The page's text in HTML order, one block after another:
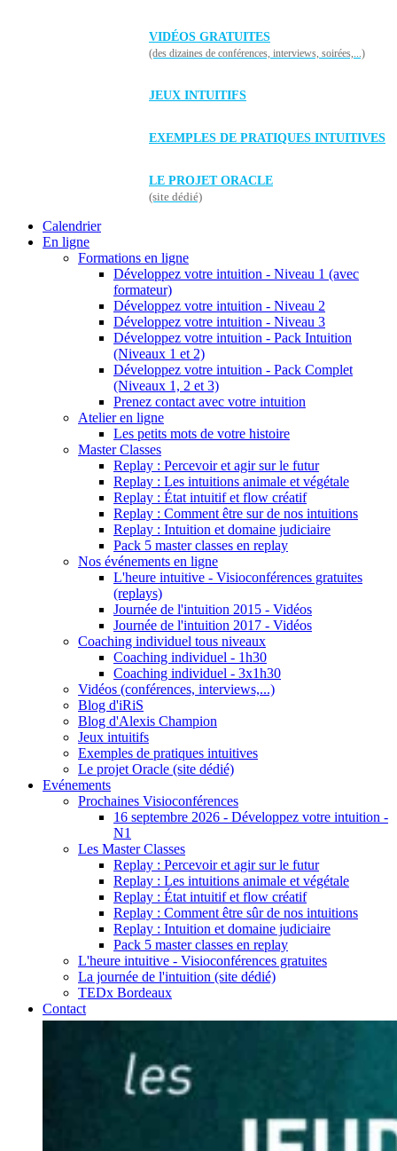
VIDÉOS GRATUITES
(des dizaines de conférences, interviews, soirées,...)
JEUX INTUITIFS
EXEMPLES DE PRATIQUES INTUITIVES
LE PROJET ORACLE
(site dédié)
Calendrier
En ligne
Formations en ligne
Développez votre intuition - Niveau 1 (avec
formateur)
Développez votre intuition - Niveau 2
Développez votre intuition - Niveau 3
Développez votre intuition - Pack Intuition
(Niveaux 1 et 2)
Développez votre intuition - Pack Complet
(Niveaux 1, 2 et 3)
Prenez contact avec votre intuition
Atelier en ligne
Les petits mots de votre histoire
Master Classes
Replay : Percevoir et agir sur le futur
Replay : Les intuitions animale et végétale
Replay : État intuitif et flow créatif
Replay : Comment être sur de nos intuitions
Replay : Intuition et domaine judiciaire
Pack 5 master classes en replay
Nos événements en ligne
L'heure intuitive - Visioconférences gratuites
(replays)
Journée de l'intuition 2015 - Vidéos
Journée de l'intuition 2017 - Vidéos
Coaching individuel tous niveaux
Coaching individuel - 1h30
Coaching individuel - 3x1h30
Vidéos (conférences, interviews,...)
Blog d'iRiS
Blog d'Alexis Champion
Jeux intuitifs
Exemples de pratiques intuitives
Le projet Oracle (site dédié)
Evénements
Prochaines Visioconférences
16 septembre 2026 - Développez votre intuition -
N1
Les Master Classes
Replay : Percevoir et agir sur le futur
Replay : Les intuitions animale et végétale
Replay : État intuitif et flow créatif
Replay : Comment être sûr de nos intuitions
Replay : Intuition et domaine judiciaire
Pack 5 master classes en replay
L'heure intuitive - Visioconférences gratuites
La journée de l'intuition (site dédié)
TEDx Bordeaux
Contact